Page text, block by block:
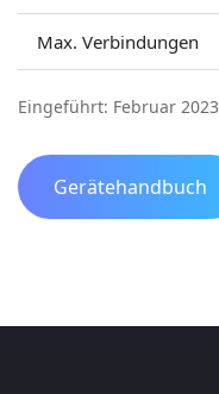
Max. Verbindungen
Eingeführt: Februar 2023
Gerätehandbuch